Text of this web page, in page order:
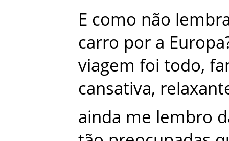
E como não
carro por a Europa
viagem foi todo,
cansativa,
ainda me lembro